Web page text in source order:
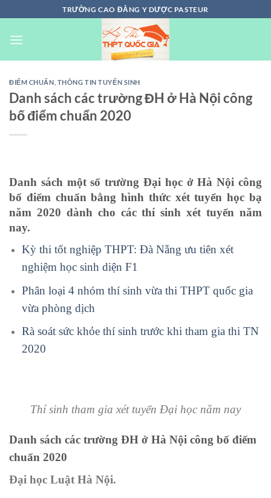
đến
nội
TRƯỜNG CAO ĐẲNG Y DƯỢC PASTEUR
ĐIỂM CHUẨN THÔNG TIN TUYỂN SINH
Danh sách các trường ĐH ở Hà Nội công
bố điểm chuẩn 2020
Danh sách một số trường Đại học ở Hà Nội công
bố điểm chuẩn bằng hình thức xét tuyển học bạ
năm 2020 dành cho các thí sinh xét tuyển năm
nay.
Kỳ thi tốt nghiệp THPT: Đà Nẵng ưu tiên xét
nghiệm học sinh diện F1
Phân loại 4 nhóm thí sinh vừa thi THPT quốc gia
vừa phòng dịch
Rà soát sức khỏe thí sinh trước khi tham gia thi TN
2020
Thí sinh tham gia xét tuyển Đại học năm nay
Danh sách các trường ĐH ở Hà Nội công bố điểm
chuẩn 2020
Đại học Luật Hà Nội.